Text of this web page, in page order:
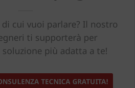
cui vuoi parlare? Il nostro
ti supporterà per
più adatta a te!
TECNICA GRATUITA!